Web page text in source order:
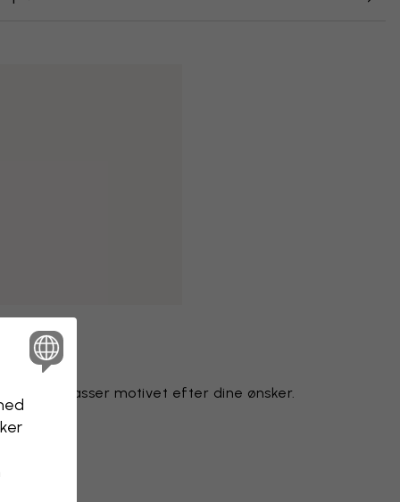
tilpasser motivet efter dine ønsker.